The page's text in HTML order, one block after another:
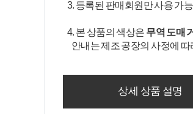
3. 등록된 판매회원만 사용 가
4. 본 상품의 색상은 무역 도매
안내는 제조 공장의 사정에 따
상세 상품 설명